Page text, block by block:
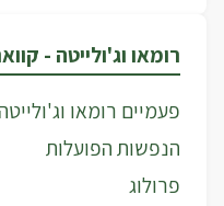
רומאו וג'ולייטה - קווארטו 2
פעמיים רומאו
הנפשות הפועלות
פרולוג